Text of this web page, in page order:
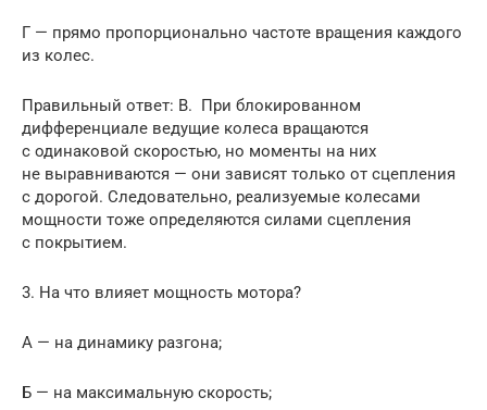
Г — прямо пропорционально частоте вращения каждого
из колес.
Правильный ответ: В. При блокированном
дифференциале ведущие колеса вращаются
с одинаковой скоростью, но моменты на них
не выравниваются — они зависят только от сцепления
с дорогой. Следовательно, реализуемые колесами
мощности тоже определяются силами сцепления
с покрытием.
3. На что влияет мощность мотора?
А — на динамику разгона;
Б — на максимальную скорость;